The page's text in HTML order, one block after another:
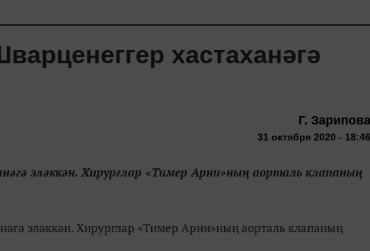
хастаханәгә
Г. Зарипова
31 октября 2020 - 18:46
эләккән. Хирурглар «Тимер Арни»ның аорталь клапаның
эләккән. Хирурглар «Тимер Арни»ның аорталь клапаның